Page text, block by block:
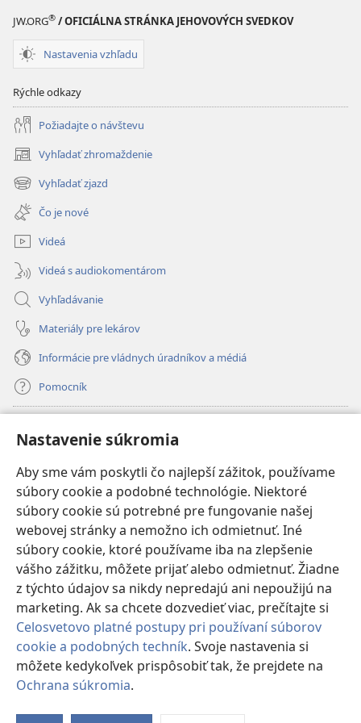
Nastavenie súkromia
Aby sme vám poskytli čo najlepší zážitok, používame
súbory cookie a podobné technológie. Niektoré
súbory cookie sú potrebné pre fungovanie našej
webovej stránky a nemožno ich odmietnuť. Iné
súbory cookie, ktoré používame iba na zlepšenie
vášho zážitku, môžete prijať alebo odmietnuť. Žiadne
z týchto údajov sa nikdy nepredajú ani nepoužijú na
marketing. Ak sa chcete dozvedieť viac, prečítajte si
Celosvetovo platné postupy pri používaní súborov
cookie a podobných techník. Svoje nastavenia si
môžete kedykoľvek prispôsobiť tak, že prejdete na
Ochrana súkromia.
JW.ORG® / OFICIÁLNA STRÁNKA JEHOVOVÝCH SVEDKOV
Nastavenia vzhľadu
Rýchle odkazy
Požiadajte o návštevu
Vyhľadať zhromaždenie
(otvorí
nové
okno)
Vyhľadať zjazd
(otvorí
nové
okno)
Čo je nové
Videá
Videá s audiokomentárom
Vyhľadávanie
Materiály pre lekárov
Informácie pre vládnych úradníkov a médiá
Pomocník
(otvorí
nové
okno)
INTERNETOVÁ KNIŽNICA Strážnej veže
(otvorí
nové
okno)JW Hub ®
(otvorí
nové
okno)JW Library
Watchtower Library
Copyright© 2026 Watch Tower Bible and Tract Society of Pennsylvania.
PODMIENKY POUŽÍVANIA